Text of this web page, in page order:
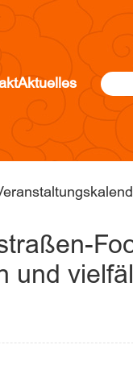
Aktuelles
und